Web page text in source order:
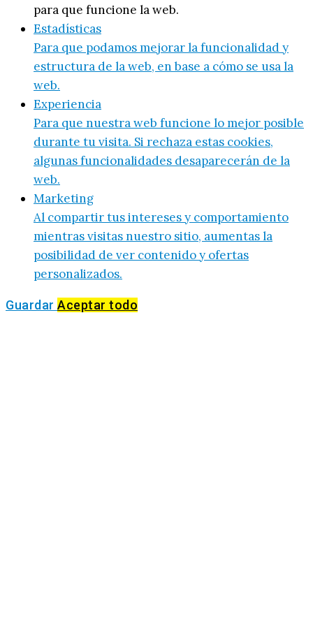
para que funcione la web.
Estadísticas
Para que podamos mejorar la funcionalidad y
estructura de la web, en base a cómo se usa la
web.
Experiencia
Para que nuestra web funcione lo mejor posible
durante tu visita. Si rechaza estas cookies,
algunas funcionalidades desaparecerán de la
web.
Marketing
Al compartir tus intereses y comportamiento
mientras visitas nuestro sitio, aumentas la
posibilidad de ver contenido y ofertas
personalizados.
Guardar Aceptar todo